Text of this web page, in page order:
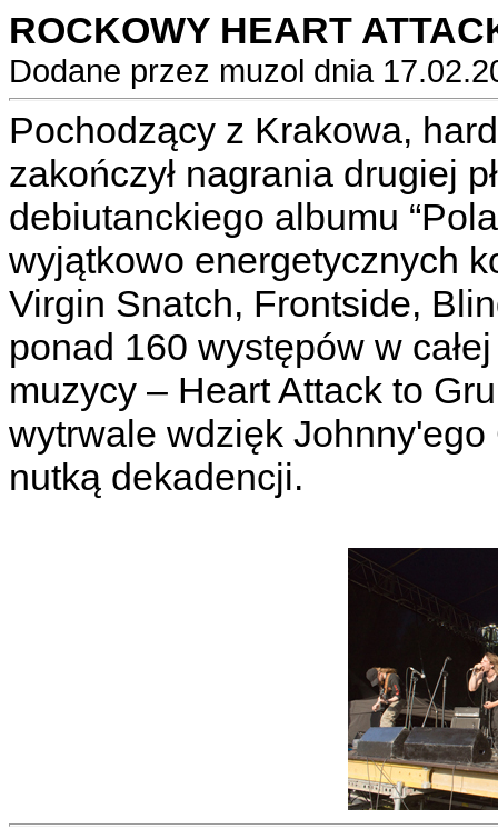
ROCKOWY HEART
Dodane przez muzol dnia
Pochodzący z Krakowa,
zakończył nagrania drugiej
debiutanckiego albumu
wyjątkowo energetycznych
Virgin Snatch, Frontside,
ponad 160 występów w
muzycy – Heart Attack to
wytrwale wdzięk
nutką dekadencji.